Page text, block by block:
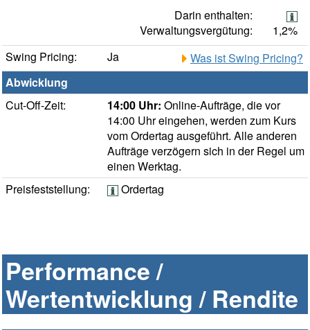
Darin enthalten:
Verwaltungsvergütung:
1,2%
Swing Pricing:
Ja
Was ist Swing Pricing?
Abwicklung
Cut-Off-Zeit:
14:00 Uhr: Online-Aufträge, die vor
14:00 Uhr eingehen, werden zum Kurs
vom Ordertag ausgeführt. Alle anderen
Aufträge verzögern sich in der Regel um
einen Werktag.
Preisfeststellung:
Ordertag
Performance /
Wertentwicklung / Rendite